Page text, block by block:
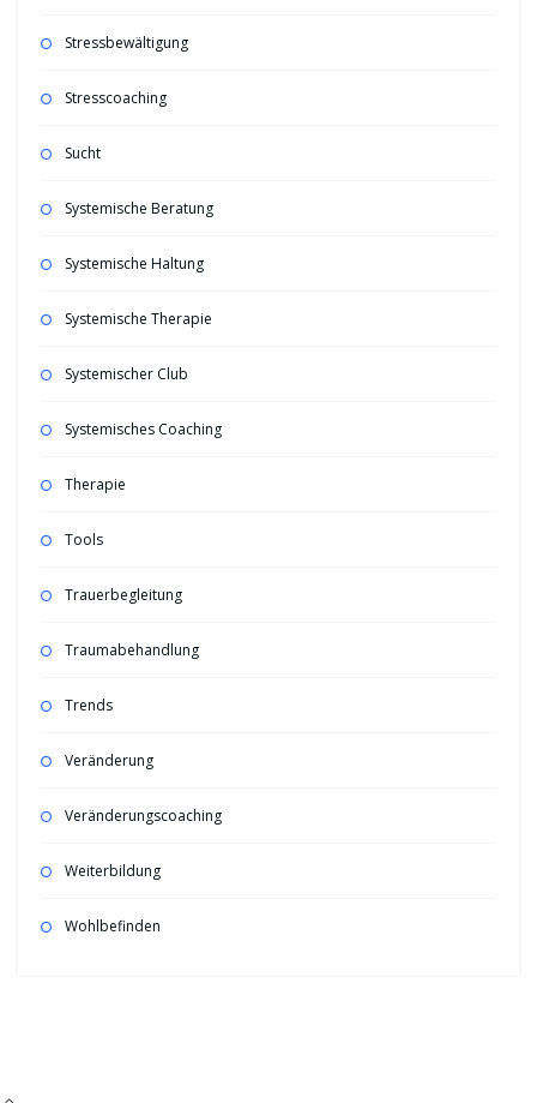
Stressbewältigung
Stresscoaching
Sucht
Systemische Beratung
Systemische Haltung
Systemische Therapie
Systemischer Club
Systemisches Coaching
Therapie
Tools
Trauerbegleitung
Traumabehandlung
Trends
Veränderung
Veränderungscoaching
Weiterbildung
Wohlbefinden